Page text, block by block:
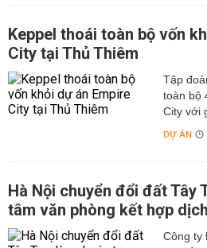
Keppel thoái toàn bộ vốn
City tại Thủ Thiêm
Tập
toàn bộ
City với
DỰ ÁN
Hà Nội chuyển đổi đất Tây
tâm văn phòng kết hợp
Công ty